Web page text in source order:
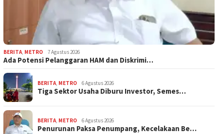
BERITA, METRO 7 Agustus 2026
Ada Potensi Pelanggaran HAM dan Diskrimi…
BERITA, METRO 6 Agustus 2026
Tiga Sektor Usaha Diburu Investor, Semes…
BERITA, METRO 6 Agustus 2026
Penurunan Paksa Penumpang, Kecelakaan Be…